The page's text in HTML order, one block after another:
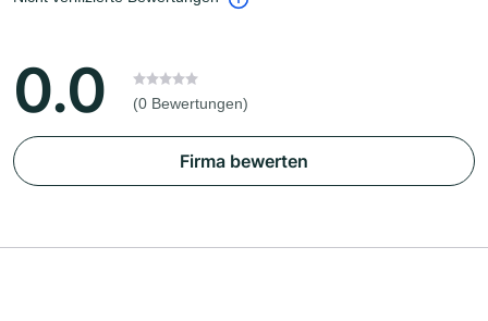
0.0 (0 Bewertungen)
Firma bewerten